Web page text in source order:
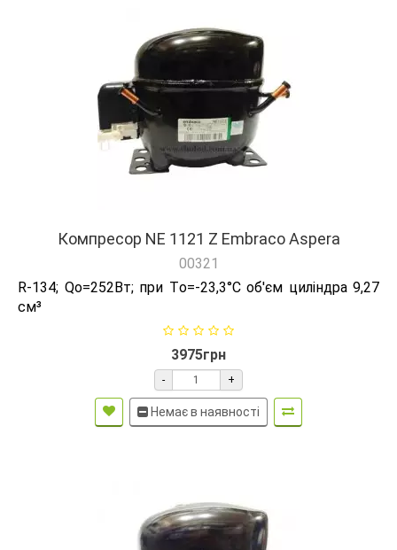
Компресор NE 1121 Z Embraco Aspera
00321
R-134; Qо=252Вт; при Tо=-23,3°C об'єм циліндра 9,27
см³
3975грн
- +
Немає в наявності